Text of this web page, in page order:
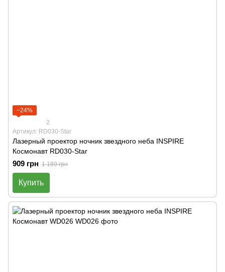
−24%
2
Артикул: RD030-Star
Лазерный проектор ночник звездного неба INSPIRE
Космонавт RD030-Star
909 грн 1 189 грн
Купить